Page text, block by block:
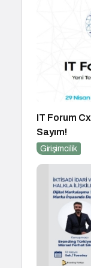
IT Forum
Sayım!
Girişimcilik